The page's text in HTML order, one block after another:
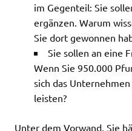
im Gegenteil: Sie
ergänzen. Warum
Sie dort gewonnen
Sie sollen an eine
Wenn Sie 950.000
sich das
leisten?
Unter dem Vorwand, Sie